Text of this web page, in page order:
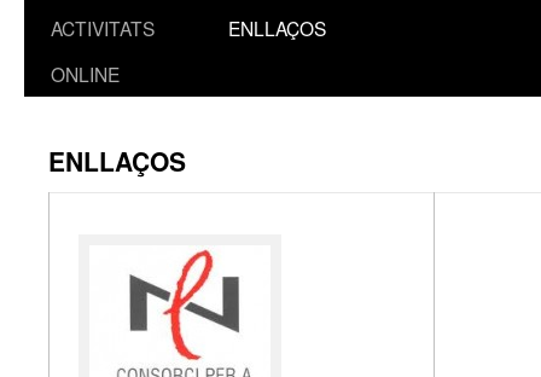
contingut
ACTIVITATS
ONLINE
ENLLAÇOS
ENLLAÇOS